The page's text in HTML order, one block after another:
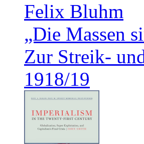
Felix Bluhm
„Die Massen
Zur Streik-
1918/19